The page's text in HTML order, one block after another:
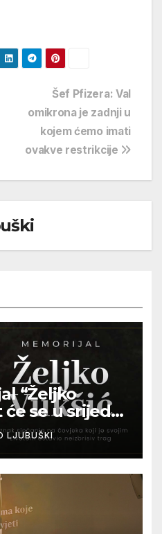
Šef Pfizera: Val
omikrona je zadnji u
kojem ćemo imati
ovakve restrikcije
“Željko
će se u srijedu
LJUBUŠKI